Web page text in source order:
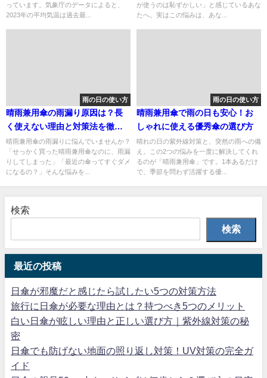
っています。気象庁のデータによると、
2023年の平均気温は過去最...
が使うのは恥ずかしい」と感じているあな
たへ。実はこの悩みは、あな...
雨の日の使い方
晴雨兼用傘の雨漏り原因は？長
く使えない理由と対策法を徹底
解説
晴雨兼用傘の雨漏りに悩んでいませんか？
「せっかく買った晴雨兼用傘なのに、雨漏
りしてしまった」「最近の傘ってすぐダメ
になるの？」そんな悩みを...
雨の日の使い方
晴雨兼用傘で雨の日も安心！お
しゃれに使える優秀傘の選び方
晴れの日の紫外線対策と、突然の雨への備
え。この2つの悩みを一度に解決してくれ
るのが「晴雨兼用傘」です。1本あるだけ
で、季節を問わず活躍する優...
検索
検索
最近の投稿
日傘が邪魔だと感じたら試したい5つの対策方法
旅行に日傘が必要な理由とは？持つべき5つのメリット
白い日傘が眩しい理由と正しい選び方｜紫外線対策の秘
密
日傘でも防げない地面の照り返し対策！UV対策の完全ガ
イド